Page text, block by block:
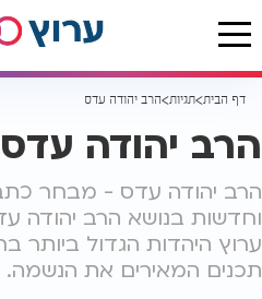
דף הבית תגיות הרב יהודה עדס
הרב יהודה עדס
הרב יהודה עדס - מבחר
ערוץ היהדות הגדול ביותר
תכנים המאירים את הנשמה.